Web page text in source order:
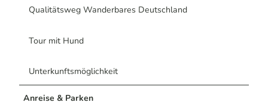
Qualitätsweg Wanderbares Deutschland
Tour mit Hund
Unterkunftsmöglichkeit
Anreise & Parken